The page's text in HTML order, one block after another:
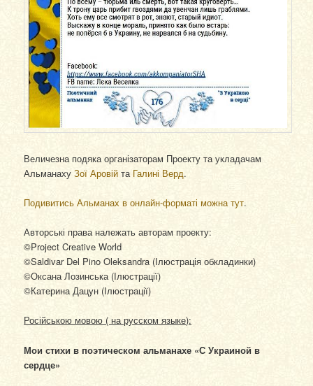
Величезна подяка організаторам Проекту та укладачам
АльманахуЗої Аровійта Галині Верд.
Подивитись Альманах в онлайн-форматі можна тут.
Авторські права належать авторам проекту:
©Project Creative World
©Saldivar Del Pino Oleksandra (Ілюстрація обкладинки)
©Оксана Лозинська (Ілюстрації)
©Катерина Дацун (Ілюстрації)
Російською мовою ( на русском языке):
Мои стихи в поэтическом альманахе «С Украиной в
сердце»